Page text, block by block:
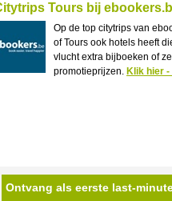
Tours bij
Op de top citytrips van
of Tours ook hotels heeft
vlucht extra bijboeken of
promotieprijzen. Klik hier
Ontvang als eerste last-